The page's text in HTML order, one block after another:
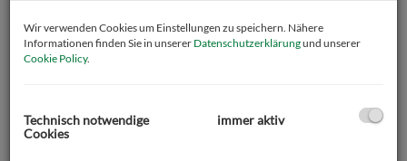
-
Wir verwenden Cookies um Einstellungen zu speichern. Nähere
Informationen finden Sie in unserer Datenschutzerklärungund unserer
Cookie Policy.
Technisch notwendige
Cookies
immer aktiv